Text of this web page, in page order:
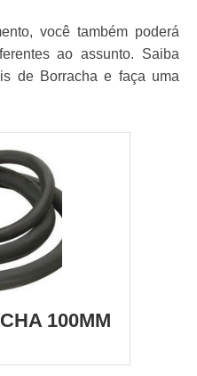
você também poderá
ao assunto. Saiba
de Borracha e faça uma
100MM